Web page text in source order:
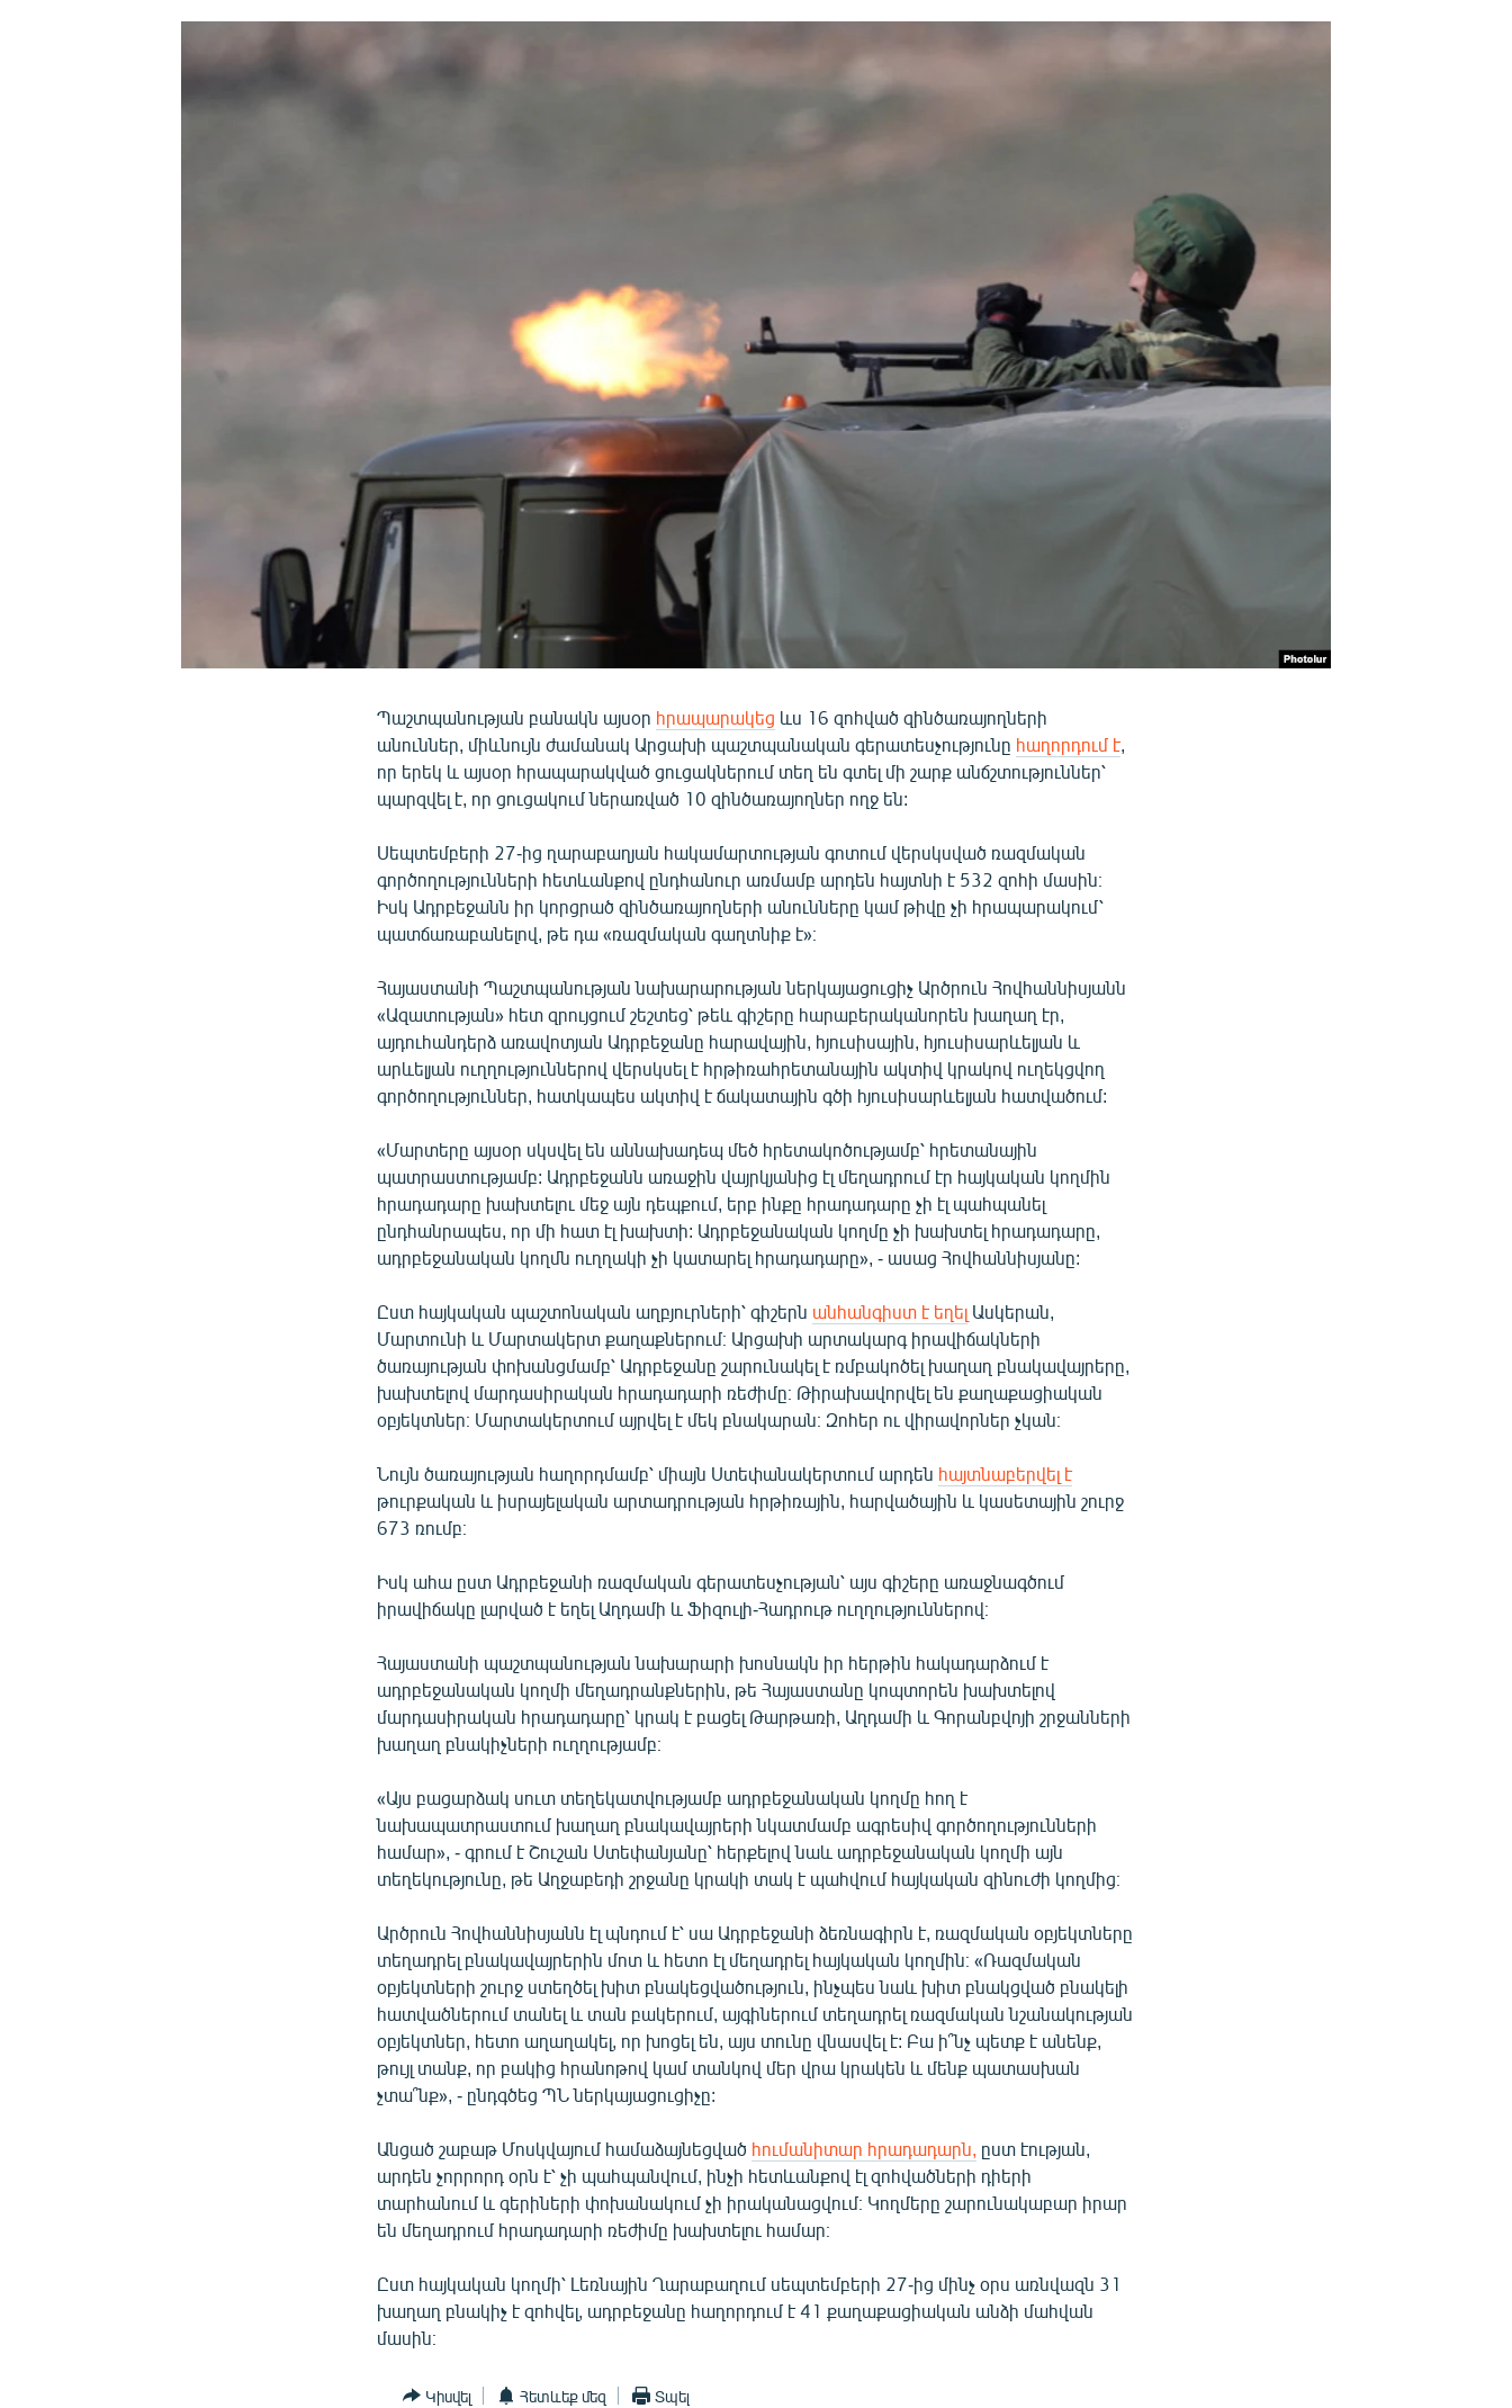
ՁԳՏԵԼՈՎ ԼԱՎԱԳՈՒՅՆԻՆ
Պաշտպանության բանակն այսօր հրապարակեց ևս 16 զոհված զինծառայողների
անուններ, միևնույն ժամանակ Արցախի պաշտպանական գերատեսչությունը հաղորդում է,
որ երեկ և այսօր հրապարակված ցուցակներում տեղ են գտել մի շարք անճշտություններ՝
պարզվել է, որ ցուցակում ներառված 10 զինծառայողներ ողջ են:
Սեպտեմբերի 27-ից ղարաբաղյան հակամարտության գոտում վերսկսված ռազմական
գործողությունների հետևանքով ընդհանուր առմամբ արդեն հայտնի է 532 զոհի մասին։
Իսկ Ադրբեջանն իր կորցրած զինծառայողների անունները կամ թիվը չի հրապարակում՝
պատճառաբանելով, թե դա «ռազմական գաղտնիք է»։
Հայաստանի Պաշտպանության նախարարության ներկայացուցիչ Արծրուն Հովհաննիսյանն
«Ազատության» հետ զրույցում շեշտեց՝ թեև գիշերը հարաբերականորեն խաղաղ էր,
այդուհանդերձ առավոտյան Ադրբեջանը հարավային, հյուսիսային, հյուսիսարևելյան և
արևելյան ուղղություններով վերսկսել է հրթիռահրետանային ակտիվ կրակով ուղեկցվող
գործողություններ, հատկապես ակտիվ է ճակատային գծի հյուսիսարևելյան հատվածում:
«Մարտերը այսօր սկսվել են աննախադեպ մեծ հրետակոծությամբ՝ հրետանային
պատրաստությամբ: Ադրբեջանն առաջին վայրկյանից էլ մեղադրում էր հայկական կողմին
հրադադարը խախտելու մեջ այն դեպքում, երբ ինքը հրադադարը չի էլ պահպանել
ընդհանրապես, որ մի հատ էլ խախտի: Ադրբեջանական կողմը չի խախտել հրադադարը,
ադրբեջանական կողմն ուղղակի չի կատարել հրադադարը», - ասաց Հովհաննիսյանը:
Ըստ հայկական պաշտոնական աղբյուրների՝ գիշերն անհանգիստ է եղել Ասկերան,
Մարտունի և Մարտակերտ քաղաքներում։ Արցախի արտակարգ իրավիճակների
ծառայության փոխանցմամբ՝ Ադրբեջանը շարունակել է ռմբակոծել խաղաղ բնակավայրերը,
խախտելով մարդասիրական հրադադարի ռեժիմը։ Թիրախավորվել են քաղաքացիական
օբյեկտներ։ Մարտակերտում այրվել է մեկ բնակարան։ Զոհեր ու վիրավորներ չկան։
Նույն ծառայության հաղորդմամբ՝ միայն Ստեփանակերտում արդեն հայտնաբերվել է
թուրքական և իսրայելական արտադրության հրթիռային, հարվածային և կասետային շուրջ
673 ռումբ։
Իսկ ահա ըստ Ադրբեջանի ռազմական գերատեսչության՝ այս գիշերը առաջնագծում
իրավիճակը լարված է եղել Աղդամի և Ֆիզուլի-Հադրութ ուղղություններով։
Հայաստանի պաշտպանության նախարարի խոսնակն իր հերթին հակադարձում է
ադրբեջանական կողմի մեղադրանքներին, թե Հայաստանը կոպտորեն խախտելով
մարդասիրական հրադադարը՝ կրակ է բացել Թարթառի, Աղդամի և Գորանբվոյի շրջանների
խաղաղ բնակիչների ուղղությամբ։
«Այս բացարձակ սուտ տեղեկատվությամբ ադրբեջանական կողմը հող է
նախապատրաստում խաղաղ բնակավայրերի նկատմամբ ագրեսիվ գործողությունների
համար», - գրում է Շուշան Ստեփանյանը՝ հերքելով նաև ադրբեջանական կողմի այն
տեղեկությունը, թե Աղջաբեդի շրջանը կրակի տակ է պահվում հայկական զինուժի կողմից։
Արծրուն Հովհաննիսյանն էլ պնդում է՝ սա Ադրբեջանի ձեռնագիրն է, ռազմական օբյեկտները
տեղադրել բնակավայրերին մոտ և հետո էլ մեղադրել հայկական կողմին։ «Ռազմական
օբյեկտների շուրջ ստեղծել խիտ բնակեցվածություն, ինչպես նաև խիտ բնակցված բնակելի
հատվածներում տանել և տան բակերում, այգիներում տեղադրել ռազմական նշանակության
օբյեկտներ, հետո աղաղակել, որ խոցել են, այս տունը վնասվել է: Բա ի՞նչ պետք է անենք,
թույլ տանք, որ բակից հրանոթով կամ տանկով մեր վրա կրակեն և մենք պատասխան
չտա՞նք», - ընդգծեց ՊՆ ներկայացուցիչը:
Անցած շաբաթ Մոսկվայում համաձայնեցված հումանիտար հրադադարն, ըստ էության,
արդեն չորրորդ օրն է՝ չի պահպանվում, ինչի հետևանքով էլ զոհվածների դիերի
տարհանում և գերիների փոխանակում չի իրականացվում։ Կողմերը շարունակաբար իրար
են մեղադրում հրադադարի ռեժիմը խախտելու համար։
Ըստ հայկական կողմի՝ Լեռնային Ղարաբաղում սեպտեմբերի 27-ից մինչ օրս առնվազն 31
խաղաղ բնակիչ է զոհվել, ադրբեջանը հաղորդում է 41 քաղաքացիական անձի մահվան
մասին։
Կիսվել Հետևեք մեզ Տպել